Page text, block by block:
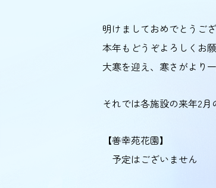
明けましておめでとうご
本年もどうぞよろしくお
大寒を迎え、寒さがより
それでは各施設の来年2月
【善幸苑花園】
予定はございません